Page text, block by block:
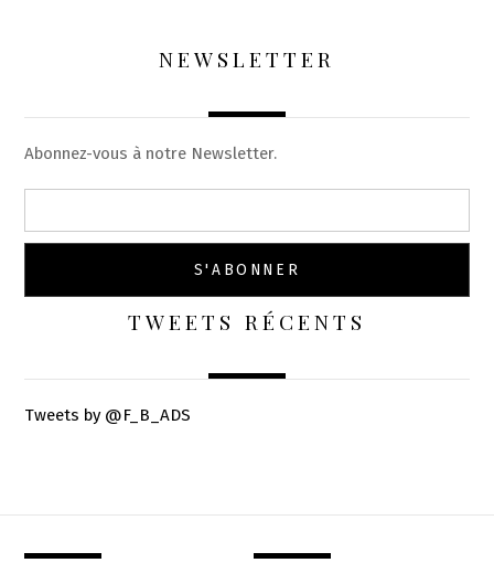
NEWSLETTER
Abonnez-vous à notre Newsletter.
TWEETS RÉCENTS
Tweets by @F_B_ADS